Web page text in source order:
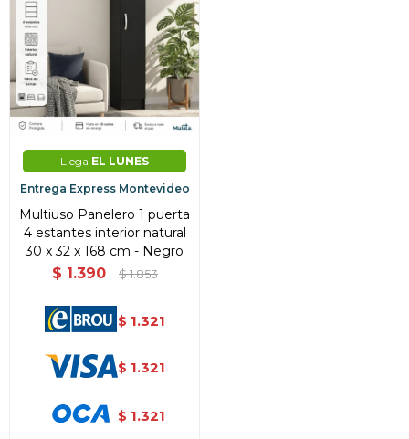
Llega EL LUNES
Entrega Express Montevideo
Multiuso Panelero 1 puerta
4 estantes interior natural
30 x 32 x 168 cm - Negro
$ 1.390 $ 1.853
$ 1.321
$ 1.321
$ 1.321